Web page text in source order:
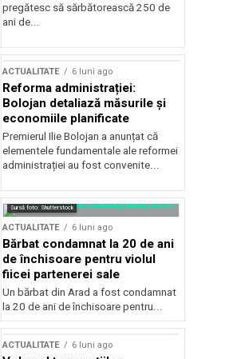
pregătesc să sărbătorească 250 de
ani de...
ACTUALITATE 6 luni ago
Reforma administrației:
Bolojan detaliază măsurile și
economiile planificate
Premierul Ilie Bolojan a anunțat că
elementele fundamentale ale reformei
administrației au fost convenite...
Sursă foto: Shutterstock
ACTUALITATE 6 luni ago
Bărbat condamnat la 20 de ani
de închisoare pentru violul
fiicei partenerei sale
Un bărbat din Arad a fost condamnat
la 20 de ani de închisoare pentru...
ACTUALITATE 6 luni ago